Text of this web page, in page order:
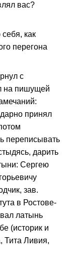
вас?
как
перегона
с
на пишущей
принял
переписывать
дарить
Сергею
зав.
в Ростове-
латынь
(историк и
Тита Ливия,